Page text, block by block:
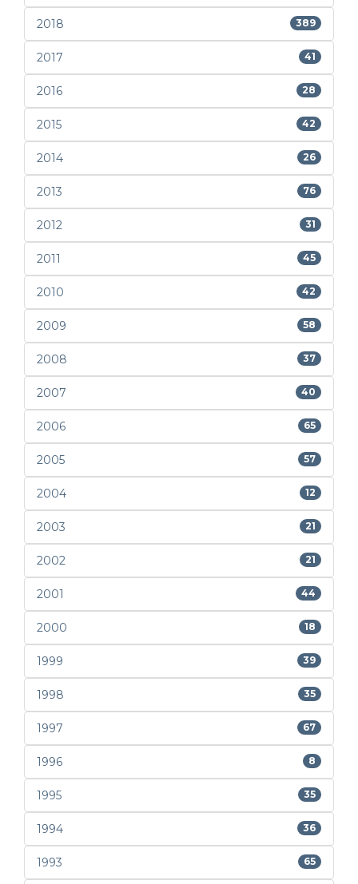
2018 389
2017 41
2016 28
2015 42
2014 26
2013 76
2012 31
2011 45
2010 42
2009 58
2008 37
2007 40
2006 65
2005 57
2004 12
2003 21
2002 21
2001 44
2000 18
1999 39
1998 35
1997 67
1996 8
1995 35
1994 36
1993 65